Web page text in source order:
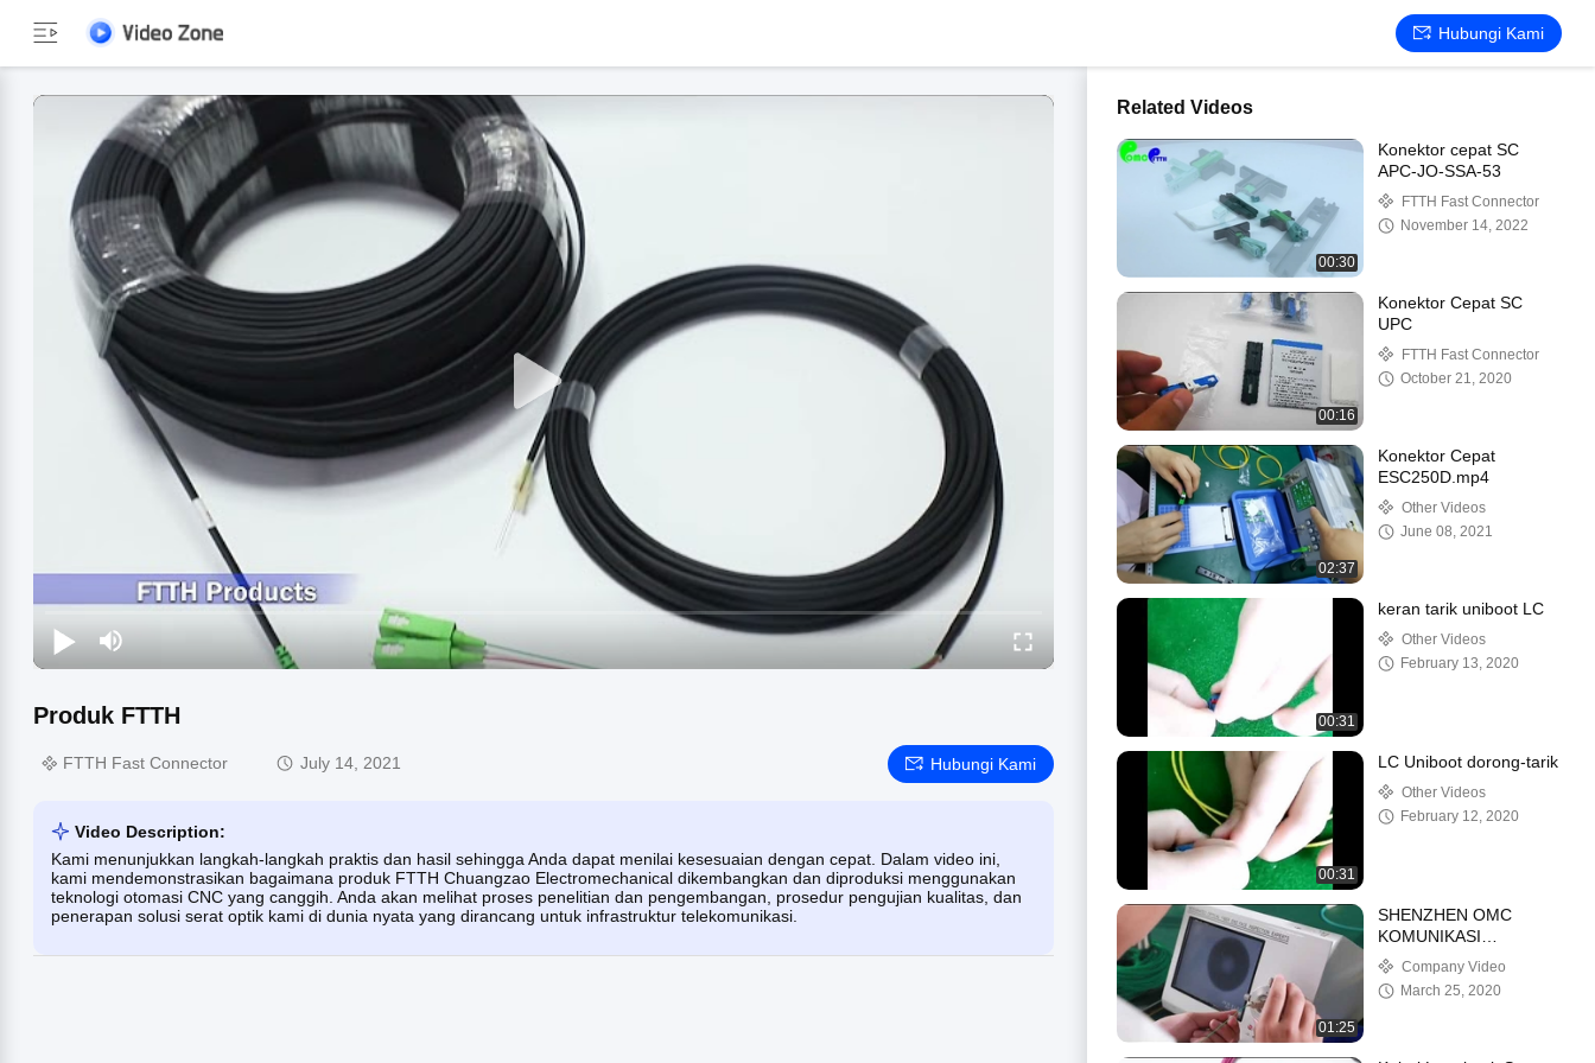
Hubungi Kami
Produk FTTH
FTTH Fast Connector July 14, 2021 Hubungi Kami
Video Description:
Kami menunjukkan langkah-langkah praktis dan hasil sehingga Anda dapat menilai kesesuaian dengan cepat. Dalam video ini,
kami mendemonstrasikan bagaimana produk FTTH Chuangzao Electromechanical dikembangkan dan diproduksi menggunakan
teknologi otomasi CNC yang canggih. Anda akan melihat proses penelitian dan pengembangan, prosedur pengujian kualitas, dan
penerapan solusi serat optik kami di dunia nyata yang dirancang untuk infrastruktur telekomunikasi.
Related Videos
00:30
Konektor cepat SC
APC-JO-SSA-53
FTTH Fast Connector
November 14, 2022
00:16
Konektor Cepat SC
UPC
FTTH Fast Connector
October 21, 2020
02:37
Konektor Cepat
ESC250D.mp4
Other Videos
June 08, 2021
00:31
keran tarik uniboot LC
Other Videos
February 13, 2020
00:31
LC Uniboot dorong-tarik
Other Videos
February 12, 2020
01:25
SHENZHEN OMC
KOMUNIKASI
CO.LIMITED
Company Video
March 25, 2020